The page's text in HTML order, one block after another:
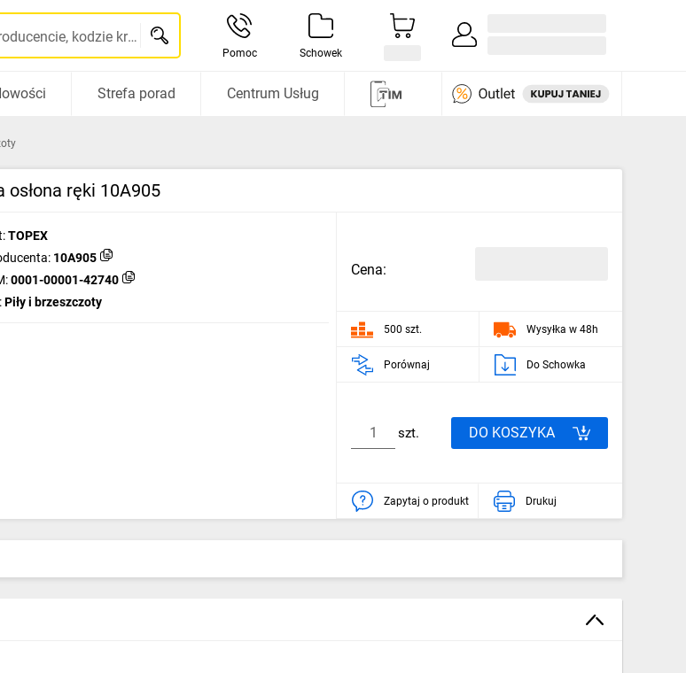
Szukaj po nazwie, indeksie, producencie, kodzie kreskowym...
Pomoc Schowek
Strefa porad Centrum Usług
osłona ręki 10A905
TOPEX
10A905
0001-00001-42740
Piły i brzeszczoty
Cena:
500 szt. Wysyłka w 48h
Porównaj Do Schowka
szt. DO KOSZYKA
Zapytaj o produkt Drukuj